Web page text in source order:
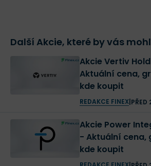
Další Akcie, které by vás
Akcie Vertiv
Aktuální cena,
kde koupit
REDAKCE FINEX| PŘED
Akcie Power
- Aktuální cena,
kde koupit